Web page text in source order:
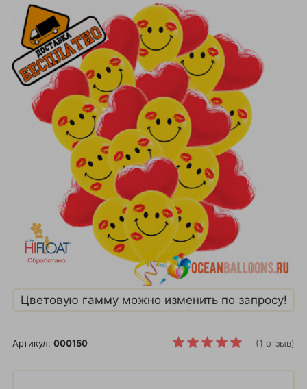
Цветовую гамму можно изменить по запросу!
(1 отзыв)
Артикул: 000150